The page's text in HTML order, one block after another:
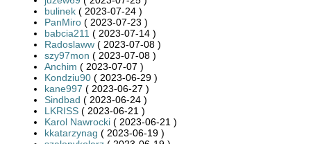
bulinek ( 2023-07-24 )
PanMiro ( 2023-07-23 )
babcia211 ( 2023-07-14 )
Radoslaww ( 2023-07-08 )
szy97mon ( 2023-07-08 )
Anchim ( 2023-07-07 )
Kondziu90 ( 2023-06-29 )
kane997 ( 2023-06-27 )
Sindbad ( 2023-06-24 )
LKRISS ( 2023-06-21 )
Karol Nawrocki ( 2023-06-21 )
kkatarzynag ( 2023-06-19 )